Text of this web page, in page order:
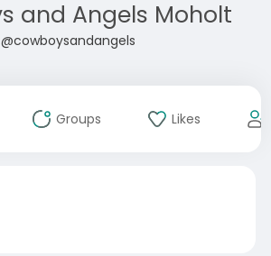
and Angels Moholt
@cowboysandangels
Groups Likes